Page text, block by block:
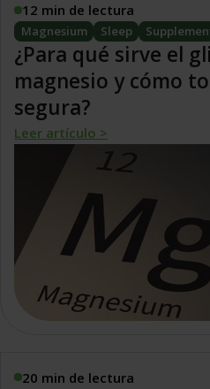
12 min de lectura
Magnesium Sleep
¿Para qué sirve el
magnesio y cómo
segura?
Leer artículo >
20 min de lectura